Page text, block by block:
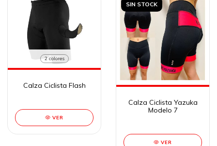
2 colores
Calza Ciclista Flash
VER
SIN STOCK
Calza Ciclista Yazuka
Modelo 7
VER